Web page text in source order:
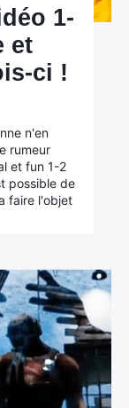
1-
et
ci !
n'en
rumeur
et fun 1-2
possible de
faire l'objet